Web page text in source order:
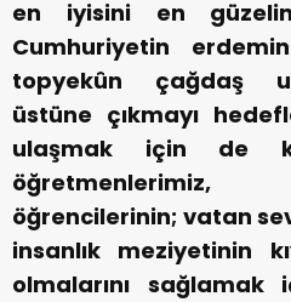
en iyisini en
Cumhuriyetin
topyekûn çağdaş
üstüne çıkmayı
ulaşmak için de
öğrencilerinin; vatan
insanlık meziyetinin
olmalarını